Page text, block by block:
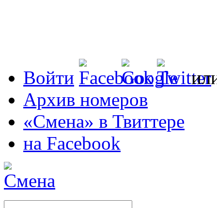
Войти
Архив номеров
«Смена» в Твиттере
на Facebook